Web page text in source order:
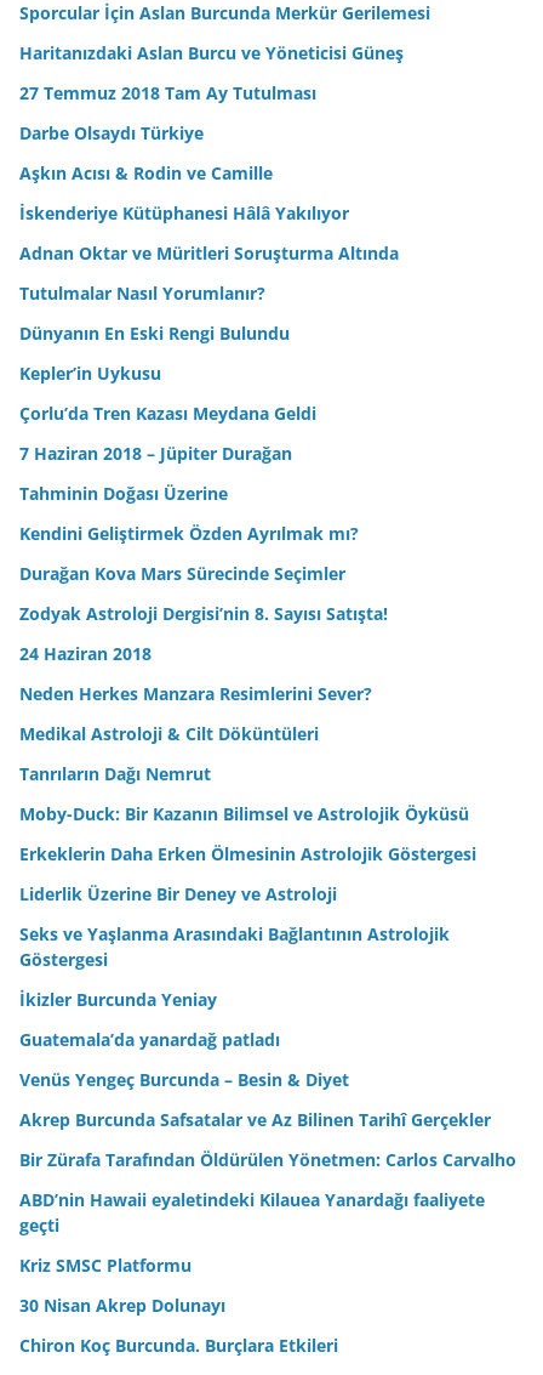
Sporcular İçin Aslan Burcunda Merkür Gerilemesi
Haritanızdaki Aslan Burcu ve Yöneticisi Güneş
27 Temmuz 2018 Tam Ay Tutulması
Darbe Olsaydı Türkiye
Aşkın Acısı & Rodin ve Camille
İskenderiye Kütüphanesi Hâlâ Yakılıyor
Adnan Oktar ve Müritleri Soruşturma Altında
Tutulmalar Nasıl Yorumlanır?
Dünyanın En Eski Rengi Bulundu
Kepler’in Uykusu
Çorlu’da Tren Kazası Meydana Geldi
7 Haziran 2018 – Jüpiter Durağan
Tahminin Doğası Üzerine
Kendini Geliştirmek Özden Ayrılmak mı?
Durağan Kova Mars Sürecinde Seçimler
Zodyak Astroloji Dergisi’nin 8. Sayısı Satışta!
24 Haziran 2018
Neden Herkes Manzara Resimlerini Sever?
Medikal Astroloji & Cilt Döküntüleri
Tanrıların Dağı Nemrut
Moby-Duck: Bir Kazanın Bilimsel ve Astrolojik Öyküsü
Erkeklerin Daha Erken Ölmesinin Astrolojik Göstergesi
Liderlik Üzerine Bir Deney ve Astroloji
Seks ve Yaşlanma Arasındaki Bağlantının Astrolojik
Göstergesi
İkizler Burcunda Yeniay
Guatemala’da yanardağ patladı
Venüs Yengeç Burcunda – Besin & Diyet
Akrep Burcunda Safsatalar ve Az Bilinen Tarihî Gerçekler
Bir Zürafa Tarafından Öldürülen Yönetmen: Carlos Carvalho
ABD’nin Hawaii eyaletindeki Kilauea Yanardağı faaliyete
geçti
Kriz SMSC Platformu
30 Nisan Akrep Dolunayı
Chiron Koç Burcunda. Burçlara Etkileri